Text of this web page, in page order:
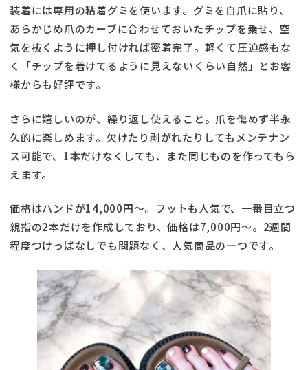
装着には専用の粘着グミを使います。グミを自爪に貼り、
あらかじめ爪のカーブに合わせておいたチップを乗せ、空
気を抜くように押し付ければ密着完了。軽くて圧迫感もな
く「チップを着けてるように見えないくらい自然」とお客
様からも好評です。
さらに嬉しいのが、繰り返し使えること。爪を傷めず半永
久的に楽しめます。欠けたり剥がれたりしてもメンテナン
ス可能で、1本だけなくしても、また同じものを作ってもら
えます。
価格はハンドが14,000円〜。フットも人気で、一番目立つ
親指の2本だけを作成しており、価格は7,000円〜。2週間
程度つけっぱなしでも問題なく、人気商品の一つです。